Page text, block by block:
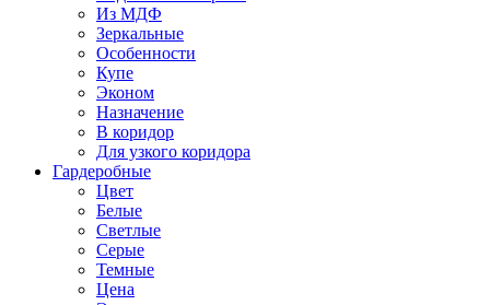
Из МДФ
Зеркальные
Особенности
Купе
Эконом
Назначение
В коридор
Для узкого коридора
Гардеробные
Цвет
Белые
Светлые
Серые
Темные
Цена